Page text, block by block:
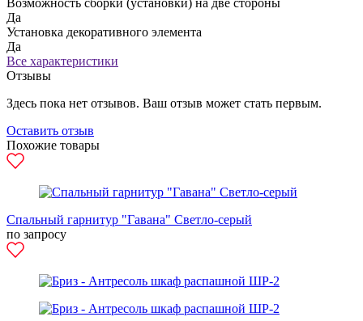
Возможность сборки (установки) на две стороны
Да
Установка декоративного элемента
Да
Все характеристики
Отзывы
Здесь пока нет отзывов. Ваш отзыв может стать первым.
Оставить отзыв
Похожие товары
Спальный гарнитур "Гавана" Светло-серый
по запросу